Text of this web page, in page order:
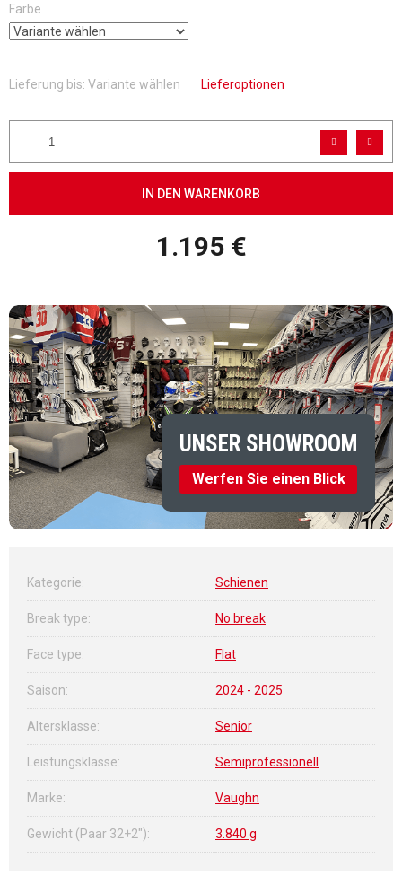
Farbe
Lieferung bis: Variante wählen Lieferoptionen
IN DEN WARENKORB
1.195 €
UNSER SHOWROOM
Werfen Sie einen Blick
Kategorie: Schienen
Break type: No break
Face type: Flat
Saison: 2024 - 2025
Altersklasse: Senior
Leistungsklasse: Semiprofessionell
Marke: Vaughn
Gewicht (Paar 32+2"): 3.840 g